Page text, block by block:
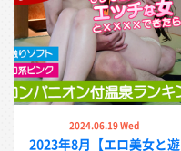
2024.06.19 Wed
2023年8月【エロ美女と遊